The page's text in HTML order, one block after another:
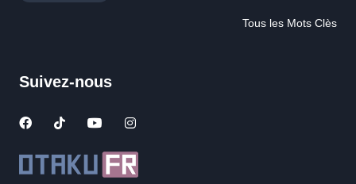
Tous les Mots Clès
Suivez-nous